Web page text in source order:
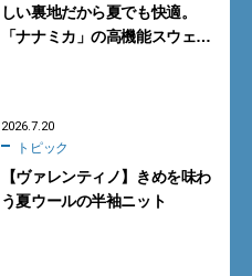
しい裏地だから夏でも快適。
「ナナミカ」の高機能スウェッ
2026.7.20
トピック
【ヴァレンティノ】きめを味わ
う夏ウールの半袖ニット